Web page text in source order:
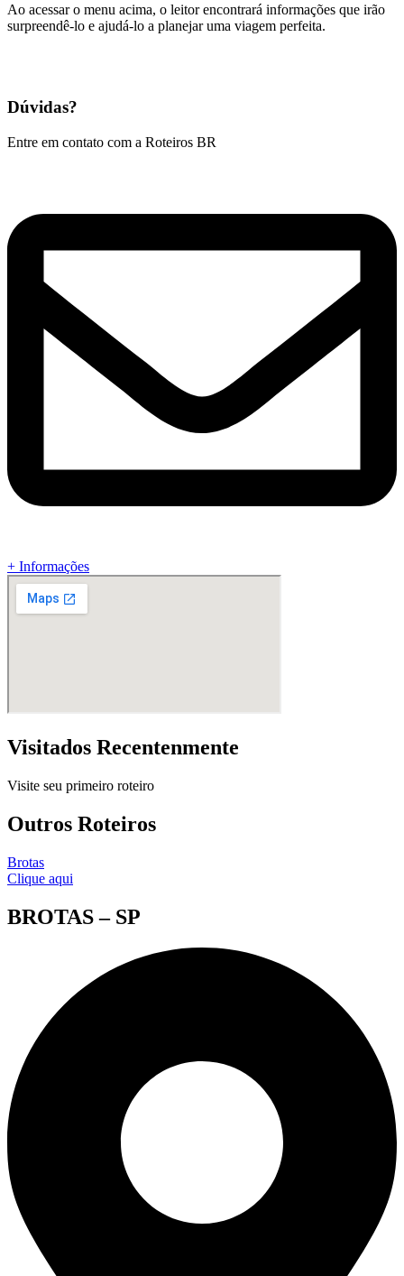
Ao acessar o menu acima, o leitor encontrará informações que irão
surpreendê-lo e ajudá-lo a planejar uma viagem perfeita.
Dúvidas?
Entre em contato com a Roteiros BR
+ Informações
Visitados Recentenmente
Visite seu primeiro roteiro
Outros Roteiros
Brotas
Clique aqui
BROTAS – SP